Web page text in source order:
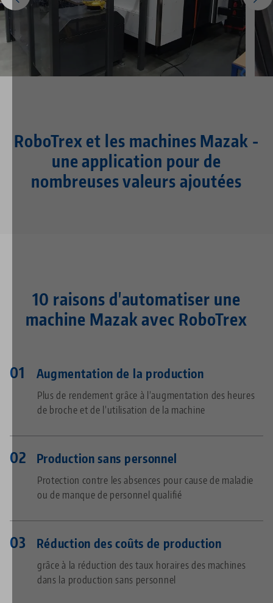
RoboTrex et les machines Mazak -
une application pour de
nombreuses valeurs ajoutées
10 raisons d'automatiser une
machine Mazak avec RoboTrex
Augmentation de la production
Plus de rendement grâce à l’augmentation des heures
de broche et de l’utilisation de la machine
Production sans personnel
Protection contre les absences pour cause de maladie
ou de manque de personnel qualifié
Réduction des coûts de production
grâce à la réduction des taux horaires des machines
dans la production sans personnel